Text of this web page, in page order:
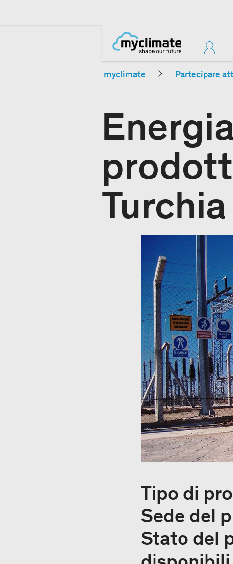
myclimate Partecipare
Turchia
Tipo di
Sede del
Stato del